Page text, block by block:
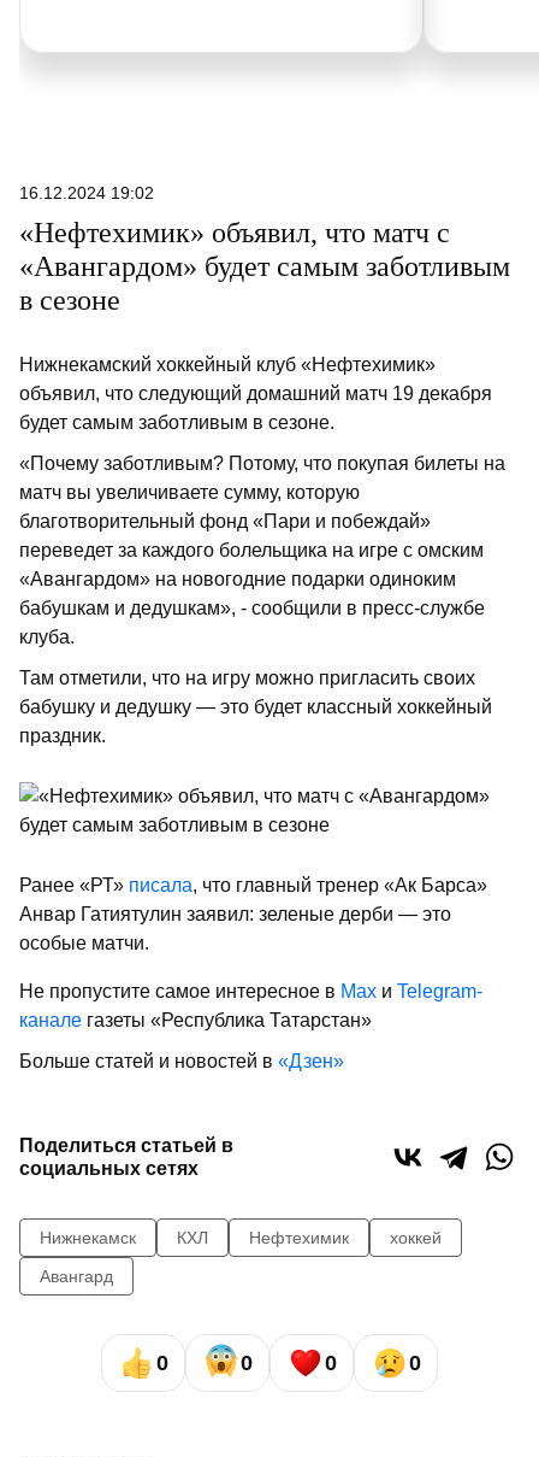
16.12.2024 19:02
«Нефтехимик» объявил, что матч с
«Авангардом» будет самым заботливым
в сезоне
Нижнекамский хоккейный клуб «Нефтехимик»
объявил, что следующий домашний матч 19 декабря
будет самым заботливым в сезоне.
«Почему заботливым? Потому, что покупая билеты на
матч вы увеличиваете сумму, которую
благотворительный фонд «Пари и побеждай»
переведет за каждого болельщика на игре с омским
«Авангардом» на новогодние подарки одиноким
бабушкам и дедушкам», - сообщили в пресс-службе
клуба.
Там отметили, что на игру можно пригласить своих
бабушку и дедушку — это будет классный хоккейный
праздник.
Ранее «РТ» писала, что главный тренер «Ак Барса»
Анвар Гатиятулин заявил: зеленые дерби — это
особые матчи.
Не пропустите самое интересное в Max и Telegram-
канале газеты «Республика Татарстан»
Больше статей и новостей в «Дзен»
Поделиться статьей в
социальных сетях
Нижнекамск КХЛ Нефтехимик
хоккей
Авангард
0 0 0 0